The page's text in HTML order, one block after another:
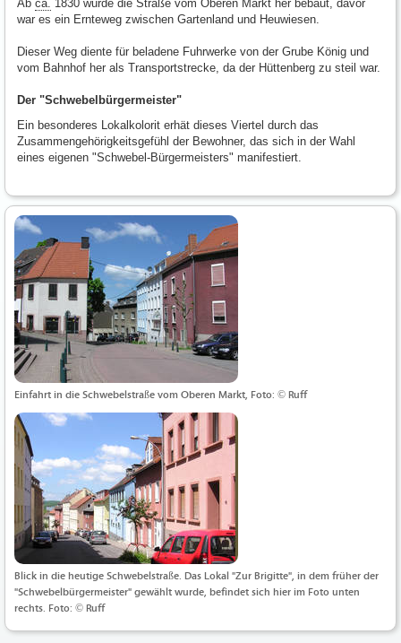
Ab ca. 1830 wurde die Straße vom Oberen Markt her bebaut, davor
war es ein Ernteweg zwischen Gartenland und Heuwiesen.
Dieser Weg diente für beladene Fuhrwerke von der Grube König und
vom Bahnhof her als Transportstrecke, da der Hüttenberg zu steil war.
Der "Schwebelbürgermeister"
Ein besonderes Lokalkolorit erhät dieses Viertel durch das
Zusammengehörigkeitsgefühl der Bewohner, das sich in der Wahl
eines eigenen "Schwebel-Bürgermeisters" manifestiert.
Einfahrt in die Schwebelstraße vom Oberen Markt, Foto: © Ruff
Blick in die heutige Schwebelstraße. Das Lokal "Zur Brigitte", in dem früher der
"Schwebelbürgermeister" gewählt wurde, befindet sich hier im Foto unten
rechts. Foto: © Ruff